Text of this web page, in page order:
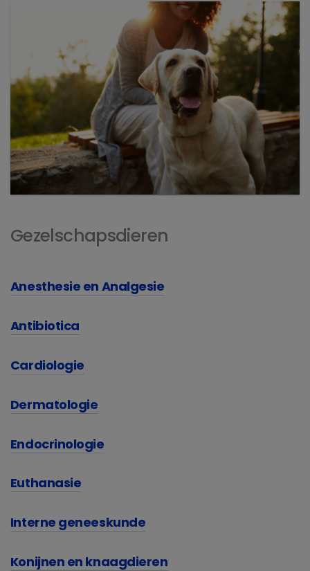
Gezelschapsdieren
Anesthesie en Analgesie
Antibiotica
Cardiologie
Dermatologie
Endocrinologie
Euthanasie
Interne geneeskunde
Konijnen en knaagdieren